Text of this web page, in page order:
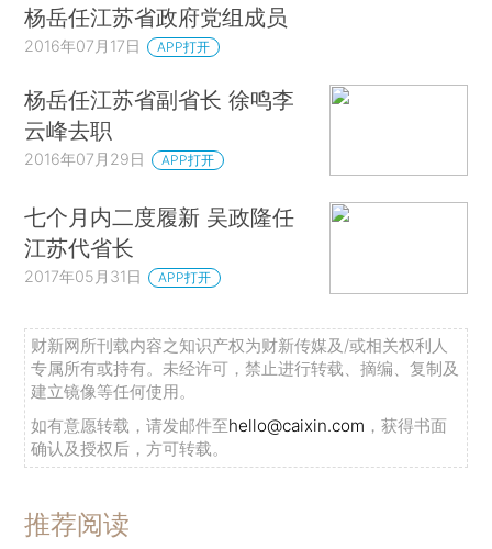
杨岳任江苏省政府党组成员
2016年07月17日 APP打开
杨岳任江苏省副省长 徐鸣李
云峰去职
2016年07月29日 APP打开
七个月内二度履新 吴政隆任
江苏代省长
2017年05月31日 APP打开
财新网所刊载内容之知识产权为财新传媒及/或相关权利人
专属所有或持有。未经许可，禁止进行转载、摘编、复制及
建立镜像等任何使用。
如有意愿转载，请发邮件至hello@caixin.com ，获得书面
确认及授权后，方可转载。
推荐阅读